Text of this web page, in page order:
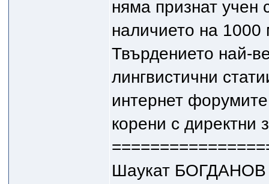
няма признат учен
наличието на 1000
Твърдението най-
лингвистични
интернет
корени с директни
Шаукат БОГДАНОВ